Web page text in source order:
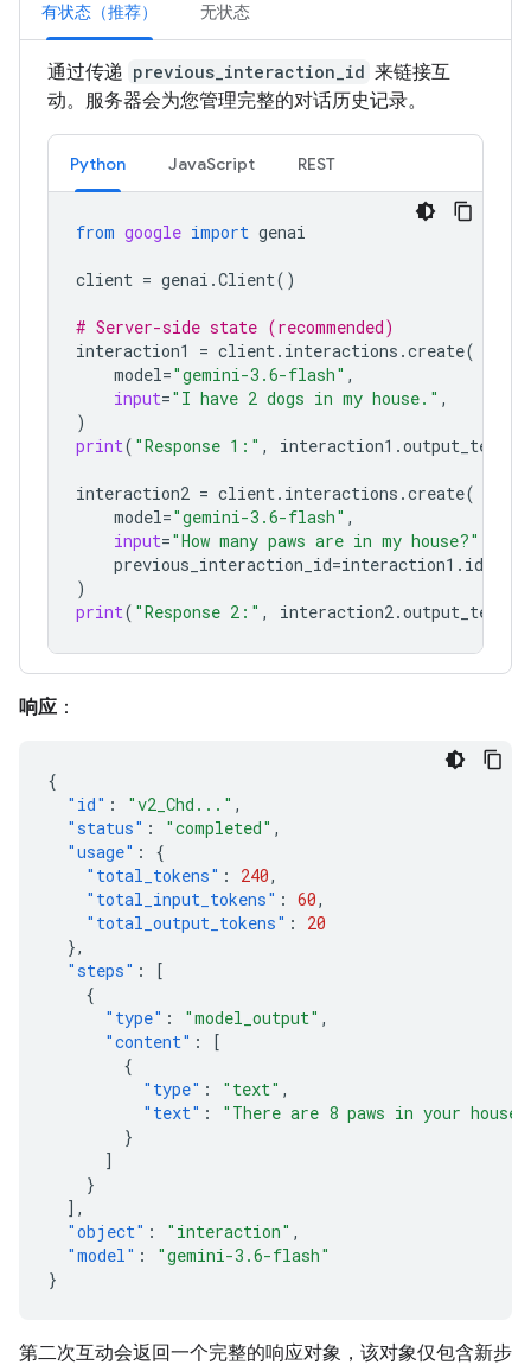
有状态（推荐） 无状态
通过传递 previous_interaction_id 来链接互
动。服务器会为您管理完整的对话历史记录。
Python JavaScript REST
from google import genai
client = genai .Client()
# Server-side state (recommended)
interaction1
= client. interactions .create(
model="gemini-3.6-flash" ,
input="I have 2 dogs in my house." ,
)
print( "Response 1:" , interaction1 .output_text
interaction2 = client. interactions .create(
model="gemini-3.6-flash" ,
input="How many paws are in my house?"
previous_interaction_id=interaction1 . id
)
print( "Response 2:" , interaction2.output_text
响应 ：
{
"id" : "v2_Chd..." ,
"status" : "completed" ,
"usage" :
{
"total_tokens" : 240,
"total_input_tokens" : 60,
"total_output_tokens" :
20
},
"steps" :
[
{
"type" : "model_output" ,
"content" :
[
{
"type" : "text" ,
"text" :
"There are 8 paws in your
}
]
}
],
"object" : "interaction" ,
"model" :
"gemini-3.6-flash"
}
第二次互动会返回一个完整的响应对象，该对象仅包含新步